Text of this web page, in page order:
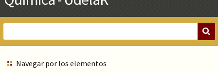
Navegar por los elementos